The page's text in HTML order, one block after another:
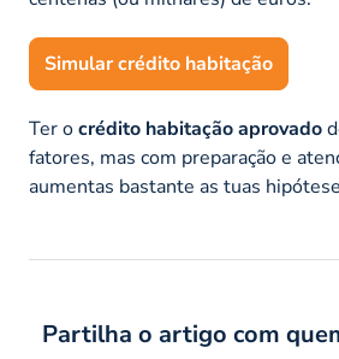
Simular crédito habitação
Ter ocrédito habitação aprovado
fatores, mas com preparação e
aumentas bastante as tuas
Partilha o artigo com